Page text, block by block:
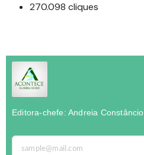
270.098 cliques
Editora-chefe: Andreia Constâncio